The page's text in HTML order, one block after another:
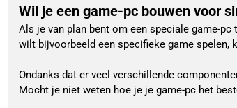
Wil je een game-pc bouwen voor
Als je van plan bent om een speciale game-
wilt bijvoorbeeld een specifieke game spelen,
Ondanks dat er veel verschillende
Mocht je niet weten hoe je je game-pc het